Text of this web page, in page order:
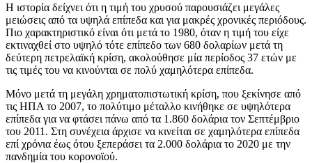
Η ιστορία δείχνει ότι η τιμή του χρυσού παρουσιάζει μεγάλες
μειώσεις από τα υψηλά επίπεδα και για μακρές χρονικές περιόδους.
Πιο χαρακτηριστικό είναι ότι μετά το 1980, όταν η τιμή του είχε
εκτιναχθεί στο υψηλό τότε επίπεδο των 680 δολαρίων μετά τη
δεύτερη πετρελαϊκή κρίση, ακολούθησε μία περίοδος 37 ετών με
τις τιμές του να κινούνται σε πολύ χαμηλότερα επίπεδα.
Μόνο μετά τη μεγάλη χρηματοπιστωτική κρίση, που ξεκίνησε από
τις ΗΠΑ το 2007, το πολύτιμο μέταλλο κινήθηκε σε υψηλότερα
επίπεδα για να φτάσει πάνω από τα 1.860 δολάρια τον Σεπτέμβριο
του 2011. Στη συνέχεια άρχισε να κινείται σε χαμηλότερα επίπεδα
επί χρόνια έως ότου ξεπεράσει τα 2.000 δολάρια το 2020 με την
πανδημία του κορονοϊού.